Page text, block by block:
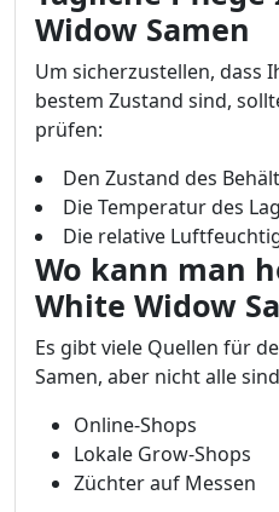
Widow Samen
Um sicherzustellen, dass
bestem Zustand sind,
prüfen:
Den Zustand des
Die Temperatur des
Die relative
Wo kann man
White Widow
Es gibt viele Quellen für
Samen, aber nicht alle
Online-Shops
Lokale Grow-Shops
Züchter auf Messen